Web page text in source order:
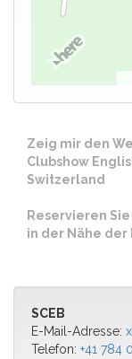
Zeig mir den
Clubshow
Switzerland
Reservieren
in der Nähe der
SCEB
E-Mail-Adresse:
Telefon: +41 784